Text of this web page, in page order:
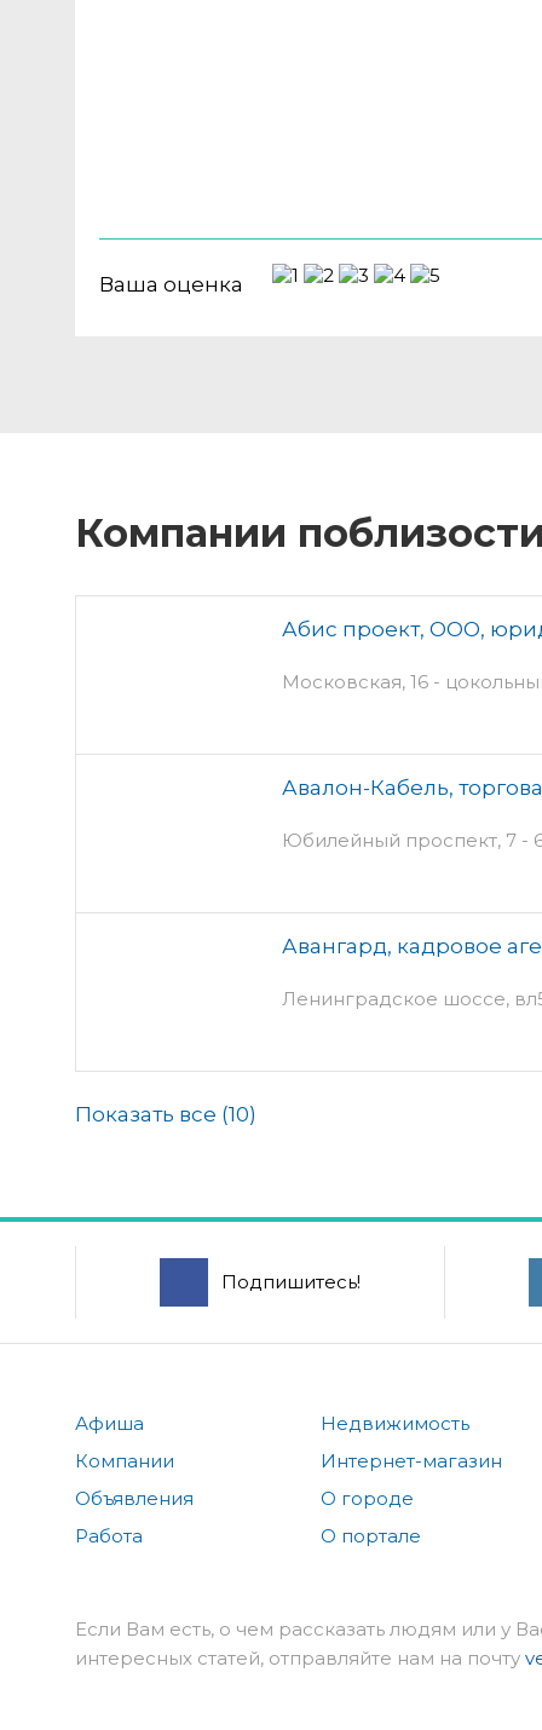
Ваша оценка
Компании
Абис проект, ООО,
Московская, 16 -
Авалон-Кабель,
Юбилейный проспект, 7 -
Авангард, кадровое
Ленинградское шоссе,
Показать все (10)
Подпишитесь!
Афиша
Компании
Объявления
Работа
Недвижимость
Интернет-магазин
О городе
О портале
Если Вам есть, о чем рассказать людям или у
интересных статей, отправляйте нам на почту